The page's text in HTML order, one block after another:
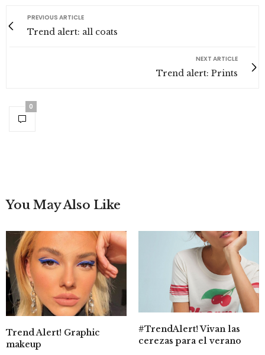
PREVIOUS ARTICLE
Trend alert: all coats
NEXT ARTICLE
Trend alert: Prints
0
You May Also Like
Trend Alert! Graphic
makeup
#TrendAlert! Vivan las
cerezas para el verano